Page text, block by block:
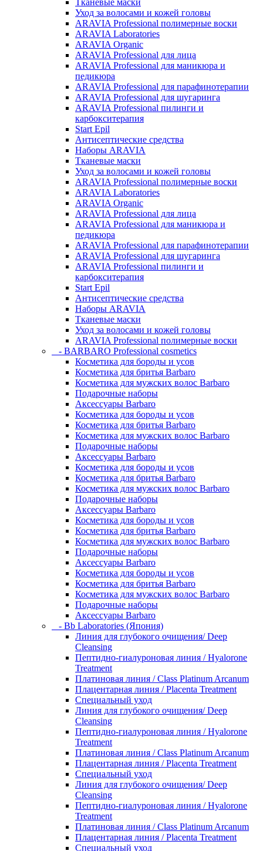
Тканевые маски
Уход за волосами и кожей головы
ARAVIA Professional полимерные воски
ARAVIA Laboratories
ARAVIA Organic
ARAVIA Professional для лица
ARAVIA Professional для маникюра и
педикюра
ARAVIA Professional для парафинотерапии
ARAVIA Professional для шугаринга
ARAVIA Professional пилинги и
карбокситерапия
Start Epil
Антисептические средства
Наборы ARAVIA
Тканевые маски
Уход за волосами и кожей головы
ARAVIA Professional полимерные воски
ARAVIA Laboratories
ARAVIA Organic
ARAVIA Professional для лица
ARAVIA Professional для маникюра и
педикюра
ARAVIA Professional для парафинотерапии
ARAVIA Professional для шугаринга
ARAVIA Professional пилинги и
карбокситерапия
Start Epil
Антисептические средства
Наборы ARAVIA
Тканевые маски
Уход за волосами и кожей головы
ARAVIA Professional полимерные воски
- BARBARO Professional cosmetics
Косметика для бороды и усов
Косметика для бритья Barbaro
Косметика для мужских волос Barbaro
Подарочные наборы
Аксессуары Barbaro
Косметика для бороды и усов
Косметика для бритья Barbaro
Косметика для мужских волос Barbaro
Подарочные наборы
Аксессуары Barbaro
Косметика для бороды и усов
Косметика для бритья Barbaro
Косметика для мужских волос Barbaro
Подарочные наборы
Аксессуары Barbaro
Косметика для бороды и усов
Косметика для бритья Barbaro
Косметика для мужских волос Barbaro
Подарочные наборы
Аксессуары Barbaro
Косметика для бороды и усов
Косметика для бритья Barbaro
Косметика для мужских волос Barbaro
Подарочные наборы
Аксессуары Barbaro
- Bb Laboratories (Япония)
Линия для глубокого очищения/ Deep
Cleansing
Пептидно-гиалуроновая линия / Hyalorone
Treatment
Платиновая линия / Class Platinum Arcanum
Плацентарная линия / Placenta Treatment
Специальный уход
Линия для глубокого очищения/ Deep
Cleansing
Пептидно-гиалуроновая линия / Hyalorone
Treatment
Платиновая линия / Class Platinum Arcanum
Плацентарная линия / Placenta Treatment
Специальный уход
Линия для глубокого очищения/ Deep
Cleansing
Пептидно-гиалуроновая линия / Hyalorone
Treatment
Платиновая линия / Class Platinum Arcanum
Плацентарная линия / Placenta Treatment
Специальный уход